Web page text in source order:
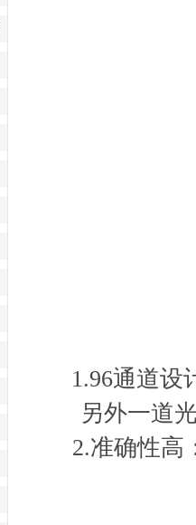
1.96通道设
另外一道
2.准确性高